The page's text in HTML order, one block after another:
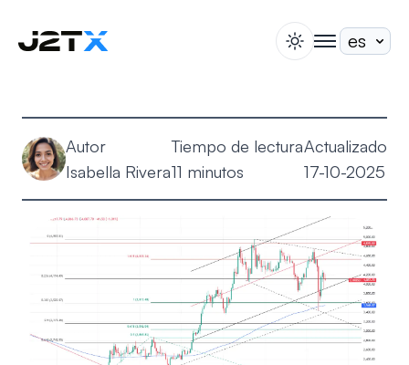
Blog
Ayuda
Acerca de
switch theme
togglenav
Autor
Isabella Rivera
Tiempo de lectura
11 minutos
Actualizado
17-10-2025